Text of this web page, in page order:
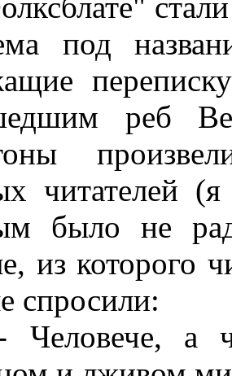
под
реб
читателей
было не
из которого
спросили:
а